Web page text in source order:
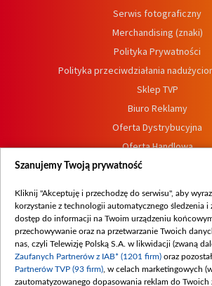
Serwis fotograficzny
Merchandising (znaki)
Polityka Prywatności
Polityka przeciwdziałania
Sklep TVP
Biuro Reklamy
Oferta Dystrybucyjna
Oferta Handlowa
Dostępność
Procedura zgłoszeń
Szanujemy Twoją prywatność
Kliknij "Akceptuję i przechodzę do serwisu", aby
korzystanie z technologii automatycznego śledzenia i
dostęp do informacji na Twoim urządzeniu
przechowywanie oraz na przetwarzanie Twoich
nas, czyli Telewizję Polską S.A. w likwidacji (zwaną
Zaufanych Partnerów z IAB* (1201 firm) oraz
Partnerów TVP (93 firm) , w celach marketingowych
zautomatyzowanego dopasowania reklam do Twoich